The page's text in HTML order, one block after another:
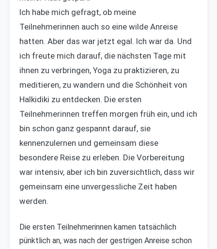
Ich habe mich gefragt, ob meine
Teilnehmerinnen auch so eine wilde Anreise
hatten. Aber das war jetzt egal. Ich war da. Und
ich freute mich darauf, die nächsten Tage mit
ihnen zu verbringen, Yoga zu praktizieren, zu
meditieren, zu wandern und die Schönheit von
Halkidiki zu entdecken. Die ersten
Teilnehmerinnen treffen morgen früh ein, und ich
bin schon ganz gespannt darauf, sie
kennenzulernen und gemeinsam diese
besondere Reise zu erleben. Die Vorbereitung
war intensiv, aber ich bin zuversichtlich, dass wir
gemeinsam eine unvergessliche Zeit haben
werden.
Die ersten Teilnehmerinnen kamen tatsächlich
pünktlich an, was nach der gestrigen Anreise schon